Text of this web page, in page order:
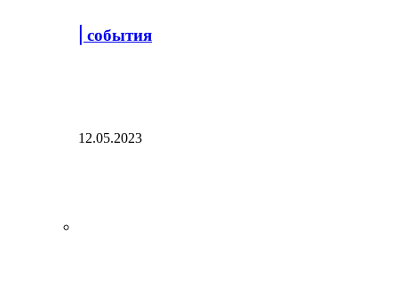
| события
12.05.2023